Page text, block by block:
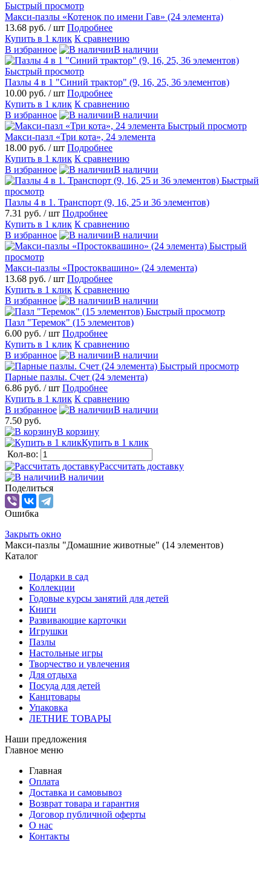
Быстрый просмотр
Макси-пазлы «Котенок по имени Гав» (24 элемента)
13.68 руб. / шт Подробнее
Купить в 1 клик К сравнению
В избранное
В наличии
Быстрый просмотр
Пазлы 4 в 1 "Синий трактор" (9, 16, 25, 36 элементов)
10.00 руб. / шт Подробнее
Купить в 1 клик К сравнению
В избранное
В наличии
Быстрый просмотр
Макси-пазл «Три кота», 24 элемента
18.00 руб. / шт Подробнее
Купить в 1 клик К сравнению
В избранное
В наличии
Быстрый
просмотр
Пазлы 4 в 1. Транспорт (9, 16, 25 и 36 элементов)
7.31 руб. / шт Подробнее
Купить в 1 клик К сравнению
В избранное
В наличии
Быстрый
просмотр
Макси-пазлы «Простоквашино» (24 элемента)
13.68 руб. / шт Подробнее
Купить в 1 клик К сравнению
В избранное
В наличии
Быстрый просмотр
Пазл "Теремок" (15 элементов)
6.00 руб. / шт Подробнее
Купить в 1 клик К сравнению
В избранное
В наличии
Быстрый просмотр
Парные пазлы. Счет (24 элемента)
6.86 руб. / шт Подробнее
Купить в 1 клик К сравнению
В избранное
В наличии
7.50 руб.
В корзину
Купить в 1 клик
Кол-во:
Рассчитать доставку
В наличии
Поделиться
Ошибка
Закрыть окно
Макси-пазлы "Домашние животные" (14 элементов)
Каталог
Подарки в сад
Коллекции
Годовые курсы занятий для детей
Книги
Развивающие карточки
Игрушки
Пазлы
Настольные игры
Творчество и увлечения
Для отдыха
Посуда для детей
Канцтовары
Упаковка
ЛЕТНИЕ ТОВАРЫ
Наши предложения
Главное меню
Главная
Оплата
Доставка и самовывоз
Возврат товара и гарантия
Договор публичной оферты
О нас
Контакты